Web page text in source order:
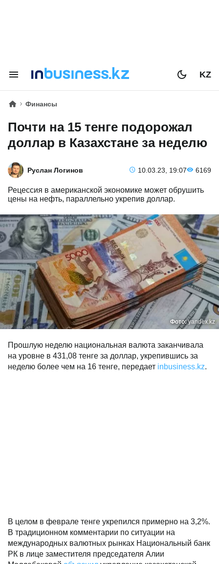
KZ
Финансы
Почти на 15 тенге подорожал
доллар в Казахстане за неделю
Руслан Логинов 10.03.23, 19:07 6169
Рецессия в американской экономике может обрушить
цены на нефть, параллельно укрепив доллар.
Фото:yandex.kz
Прошлую неделю национальная валюта заканчивала
на уровне в 431,08 тенге за доллар, укрепившись за
неделю более чем на 16 тенге, передает inbusiness.kz.
В целом в феврале тенге укрепился примерно на 3,2%.
В традиционном комментарии по ситуации на
международных валютных рынках Национальный банк
РК в лице заместителя председателя Алии